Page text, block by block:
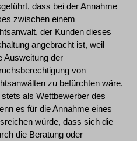
dass bei der Annahme
zwischen einem
der Kunden dieses
angebracht ist, weil
Ausweitung der
von
zu befürchten wäre.
als Wettbewerber des
es für die Annahme eines
würde, dass sich die
die Beratung oder